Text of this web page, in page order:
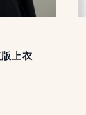
上衣